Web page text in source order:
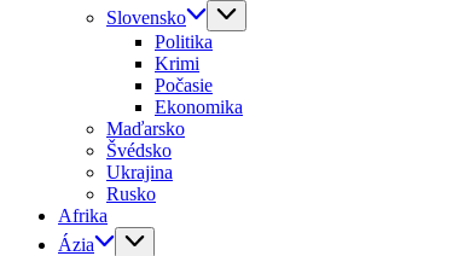
Slovensko
Politika
Krimi
Počasie
Ekonomika
Maďarsko
Švédsko
Ukrajina
Rusko
Afrika
Ázia